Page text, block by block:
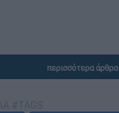
περισσότερα άρθρα